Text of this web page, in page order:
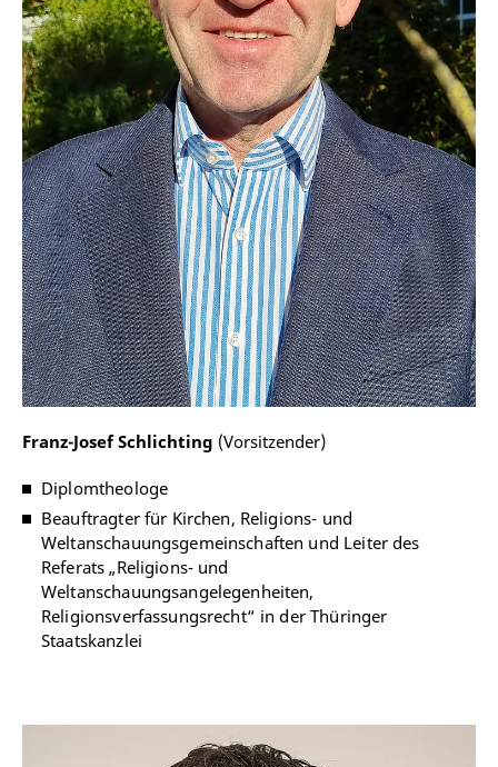
Freundeskreis e.V. der Katholisch-
Theologischen Fakultät der Universität Erfurt
Postanschrift
Postfach 90 02 21 | D-99105 Erfurt
Hausadresse
Domstraße 10 | D-99084 Erfurt
Bankverbindung
Franz-Josef Schlichting (Vorsitzender)
Diplomtheologe
Beauftragter für Kirchen, Religions- und
Weltanschauungsgemeinschaften und Leiter des
Referats „Religions- und
Weltanschauungsangelegenheiten,
Religionsverfassungsrecht“ in der Thüringer
Staatskanzlei